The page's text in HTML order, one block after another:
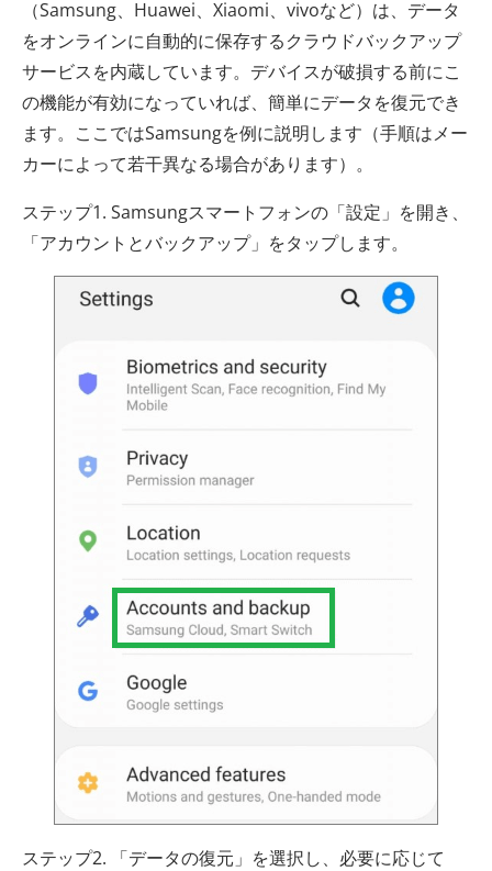
（Samsung、Huawei、Xiaomi、vivoなど）は、データ
をオンラインに自動的に保存するクラウドバックアップ
サービスを内蔵しています。デバイスが破損する前にこ
の機能が有効になっていれば、簡単にデータを復元でき
ます。ここではSamsungを例に説明します（手順はメー
カーによって若干異なる場合があります）。
ステップ1. Samsungスマートフォンの「設定」を開き、
「アカウントとバックアップ」をタップします。
ステップ2. 「データの復元」を選択し、必要に応じて